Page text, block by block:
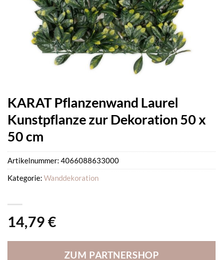
KARAT Pflanzenwand Laurel
Kunstpflanze zur Dekoration 50 x
50 cm
14,79 €
ZUM PARTNERSHOP
Artikelnummer: 4066088633000
Kategorie: Wanddekoration